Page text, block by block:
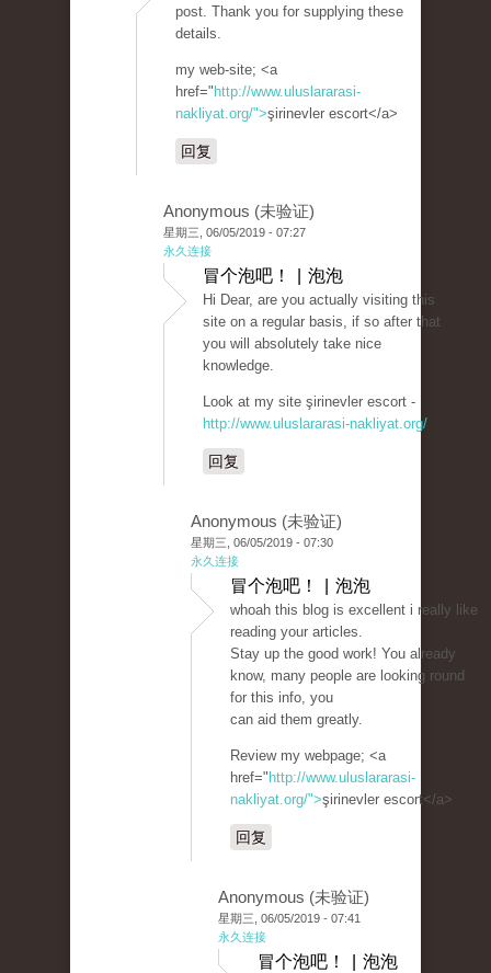
post. Thank you for supplying these
details.
my web-site; <a
href=" http://www.uluslararasi-
nakliyat.org/">şirinevler escort</a>
回复
Anonymous (未验证)
星期三, 06/05/2019 - 07:27
永久连接
冒个泡吧！ | 泡泡
Hi Dear, are you actually visiting this
site on a regular basis, if so after that
you will absolutely take nice
knowledge.
Look at my site şirinevler escort -
http://www.uluslararasi-nakliyat.org/
回复
Anonymous (未验证)
星期三, 06/05/2019 - 07:30
永久连接
冒个泡吧！ | 泡泡
whoah this blog is excellent i really like
reading your articles.
Stay up the good work! You already
know, many people are looking round
for this info, you
can aid them greatly.
Review my webpage; <a
href=" http://www.uluslararasi-
nakliyat.org/">şirinevler escort</a>
回复
Anonymous (未验证)
星期三, 06/05/2019 - 07:41
永久连接
冒个泡吧！ | 泡泡